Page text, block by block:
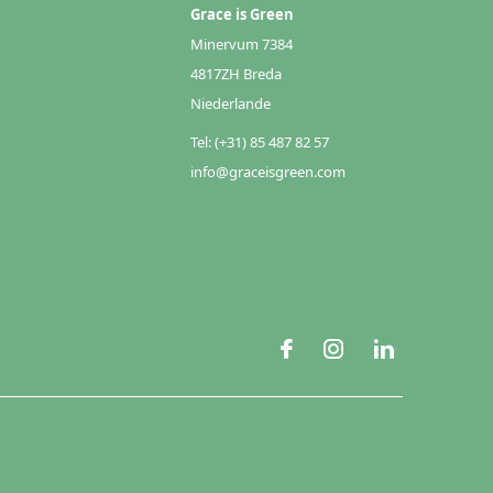
Grace is Green
Minervum 7384
4817ZH Breda
Niederlande
Tel: (+31) 85 487 82 57
info@graceisgreen.com